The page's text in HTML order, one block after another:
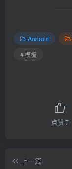
Android
# 模板
点赞7
上一篇